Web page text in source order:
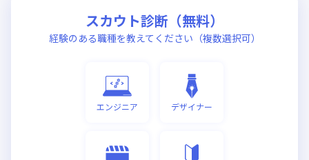
スカウト診断（無料）
経験のある職種を教えてください（複数選択可）
エンジニア デザイナー